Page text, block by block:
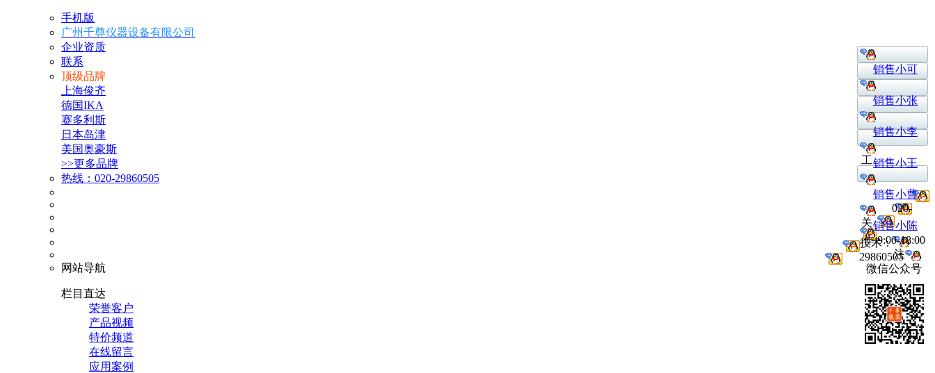
手机版
广州千尊仪器设备有限公司
企业资质
联系
顶级品牌
上海俊齐
德国IKA
赛多利斯
日本岛津
美国奥豪斯
>>更多品牌
热线：020-29860505
网站导航
栏目直达
荣誉客户
产品视频
特价频道
在线留言
应用案例
销售小可
销售小张
销售小李
销售小王
销售小曹
销售小陈
工
作:9:00-18:00
技术：
020-
29860505
关
注
微信公众号